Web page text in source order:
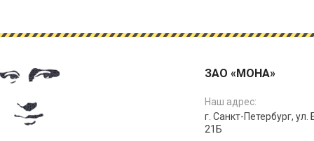
ЗАО «МОНА»
Наш адрес:
г. Санкт-Петербург,
21Б